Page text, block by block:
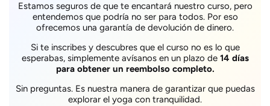
Estamos seguros de que te encantará nuestro curso, pero
entendemos que podría no ser para todos. Por eso
ofrecemos una garantía de devolución de dinero.
Si te inscribes y descubres que el curso no es lo que
esperabas, simplemente avísanos en un plazo de 14 días
para obtener un reembolso completo.
Sin preguntas. Es nuestra manera de garantizar que puedas
explorar el yoga con tranquilidad.